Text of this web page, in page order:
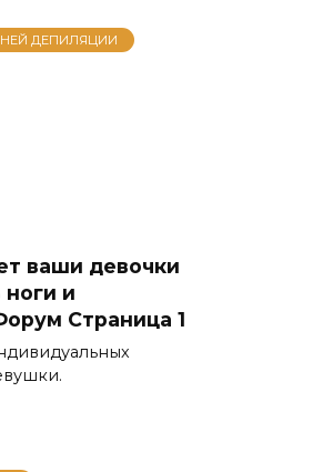
ДЕПИЛЯЦИИ
ваши девочки
ноги и
Страница 1